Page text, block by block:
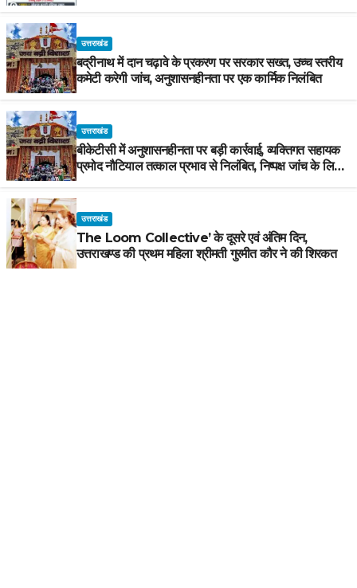
उत्तराखंड
बद्रीनाथ में दान चढ़ावे के प्रकरण पर सरकार सख्त, उच्च स्तरीय
कमेटी करेगी जांच, अनुशासनहीनता पर एक कार्मिक निलंबित
उत्तराखंड
बीकेटीसी में अनुशासनहीनता पर बड़ी कार्रवाई, व्यक्तिगत सहायक
प्रमोद नौटियाल तत्काल प्रभाव से निलंबित, निष्पक्ष जांच के लिए
उत्तराखंड
The Loom Collective’ के दूसरे एवं अंतिम दिन,
उत्तराखण्ड की प्रथम महिला श्रीमती गुरमीत कौर ने की शिरकत